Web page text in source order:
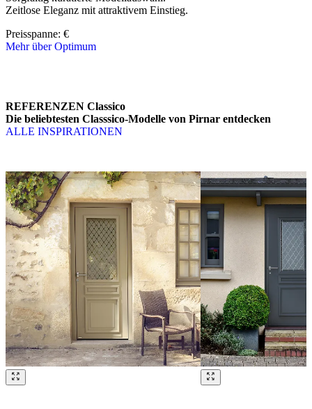
Zeitlose Eleganz mit attraktivem Einstieg.
Preisspanne: €
Mehr über Optimum
REFERENZEN Classico
Die beliebtesten Classsico-Modelle von Pirnar entdecken
ALLE INSPIRATIONEN